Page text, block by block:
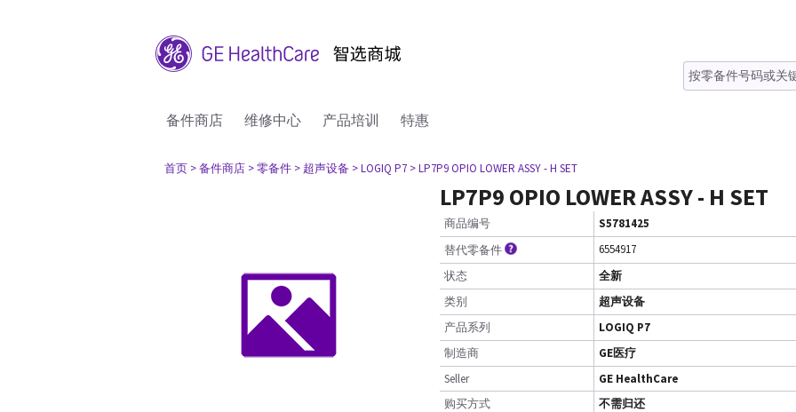
备件商店 维修中心 产品培训 特惠
首页 > 备件商店 > 零备件 > 超声设备 > LOGIQ P7 > LP7P9 OPIO LOWER ASSY - H SET
LP7P9 OPIO LOWER ASSY - H SET
商品编号
S5781425
替代零备件
6554917
状态
全新
类别
超声设备
产品系列
LOGIQ P7
制造商
GE医疗
Seller
GE HealthCare
购买方式
不需归还